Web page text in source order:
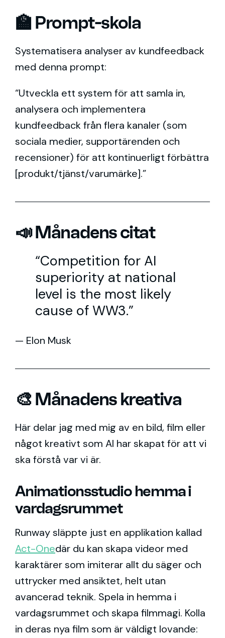
🏫 Prompt-skola
Systematisera analyser av kundfeedback
med denna prompt:
“Utveckla ett system för att samla in,
analysera och implementera
kundfeedback från flera kanaler (som
sociala medier, supportärenden och
recensioner) för att kontinuerligt förbättra
[produkt/tjänst/varumärke].”
📣 Månadens citat
“Competition for AI
superiority at national
level is the most likely
cause of WW3.”
— Elon Musk
🎨 Månadens kreativa
Här delar jag med mig av en bild, film eller
något kreativt som AI har skapat för att vi
ska förstå var vi är.
Animationsstudio hemma i
vardagsrummet
Runway släppte just en applikation kallad
Act-Onedär du kan skapa videor med
karaktärer som imiterar allt du säger och
uttrycker med ansiktet, helt utan
avancerad teknik. Spela in hemma i
vardagsrummet och skapa filmmagi. Kolla
in deras nya film som är väldigt lovande: